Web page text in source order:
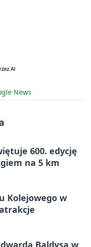
News
600. edycję
na 5 km
Kolejowego w
Baldysa w